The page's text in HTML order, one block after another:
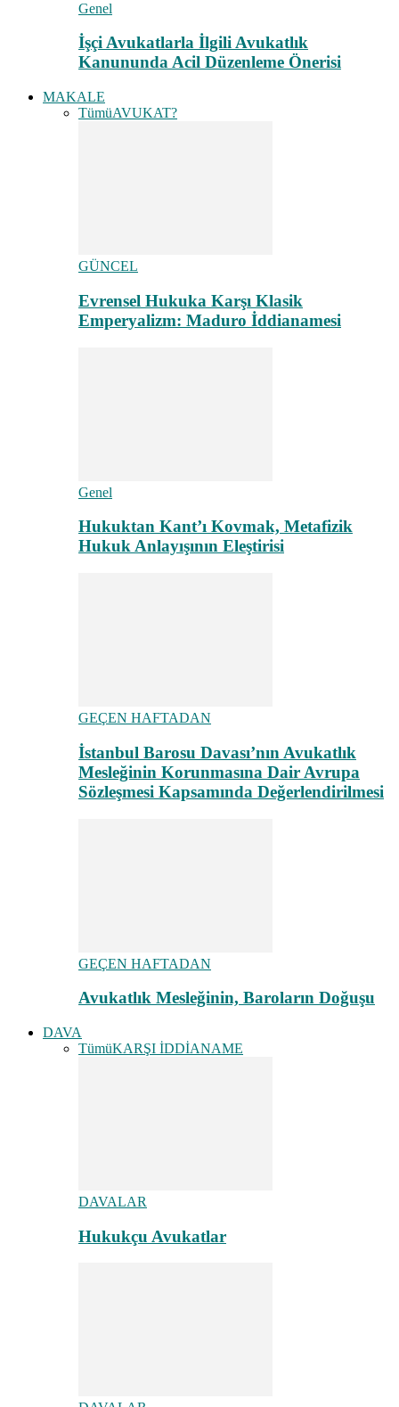
Genel
İşçi Avukatlarla İlgili Avukatlık
Kanununda Acil Düzenleme Önerisi
MAKALE
TümüAVUKAT?
GÜNCEL
Evrensel Hukuka Karşı Klasik
Emperyalizm: Maduro İddianamesi
Genel
Hukuktan Kant’ı Kovmak, Metafizik
Hukuk Anlayışının Eleştirisi
GEÇEN HAFTADAN
İstanbul Barosu Davası’nın Avukatlık
Mesleğinin Korunmasına Dair Avrupa
Sözleşmesi Kapsamında Değerlendirilmesi
GEÇEN HAFTADAN
Avukatlık Mesleğinin, Baroların Doğuşu
DAVA
TümüKARŞI İDDİANAME
DAVALAR
Hukukçu Avukatlar